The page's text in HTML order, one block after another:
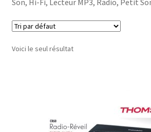
Voici le seul résultat